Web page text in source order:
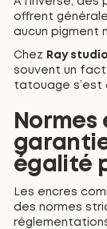
offrent
aucun pigment
Chez Ray
souvent un
tatouage s’est
Normes
égalité
Les encres
des normes